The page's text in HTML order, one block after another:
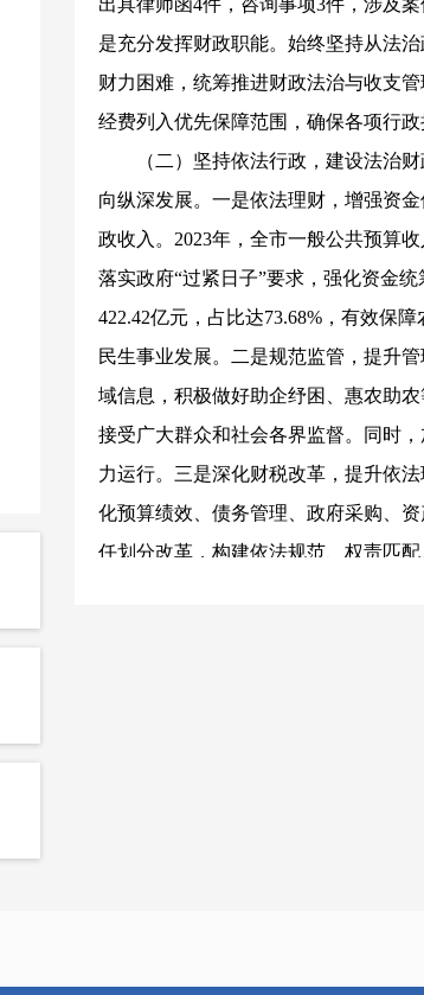
出具律师函4件，咨询事项3件，涉及
是充分发挥财政职能。始终坚持从法
财力困难，统筹推进财政法治与收支
经费列入优先保障范围，确保各项行政
（二）坚持依法行政，建设法治
向纵深发展。一是依法理财，增强资
政收入。2023年，全市一般公共预算
落实政府“过紧日子”要求，强化资金
422.42亿元，占比达73.68%，有效保
民生事业发展。二是规范监管，提升
域信息，积极做好助企纾困、惠农助
接受广大群众和社会各界监督。同时
力运行。三是深化财税改革，提升依
化预算绩效、债务管理、政府采购、
任划分改革，构建依法规范、权责匹
据政策变化进行维护更新，扩大政策